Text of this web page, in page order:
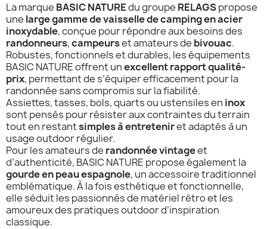
La marque BASIC NATUREdu groupe RELAGSpropose
une large gamme de vaisselle de camping en acier
inoxydable, conçue pour répondre aux besoins des
randonneurs,campeurset amateurs de bivouac.
Robustes, fonctionnels et durables, les équipements
BASIC NATURE offrent unexcellent rapport qualité-
prix, permettant de s’équiper efficacement pour la
randonnée sans compromis sur la fiabilité.
Assiettes, tasses, bols, quarts ou ustensiles en inox
sont pensés pour résister aux contraintes du terrain
tout en restantsimples à entreteniret adaptés à un
usage outdoor régulier.
Pour les amateurs de randonnée vintageet
d’authenticité, BASIC NATURE propose également la
gourde en peau espagnole, un accessoire traditionnel
emblématique. À la fois esthétique et fonctionnelle,
elle séduit les passionnés de matériel rétro et les
amoureux des pratiques outdoor d’inspiration
classique.